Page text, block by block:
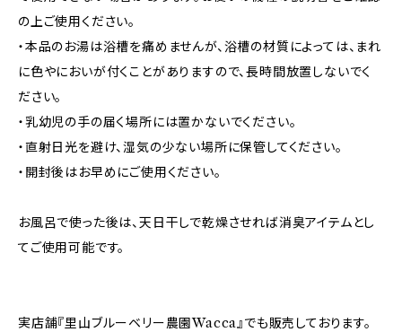
の上ご使用ください。
・本品のお湯は浴槽を痛めませんが、浴槽の材質によっては、まれ
に色やにおいが付くことがありますので、長時間放置しないでく
ださい。
・乳幼児の手の届く場所には置かないでください。
・直射日光を避け、湿気の少ない場所に保管してください。
・開封後はお早めにご使用ください。
お風呂で使った後は、天日干しで乾燥させれば消臭アイテムとし
てご使用可能です。
実店舗『里山ブルーベリー農園Wacca』でも販売しております。